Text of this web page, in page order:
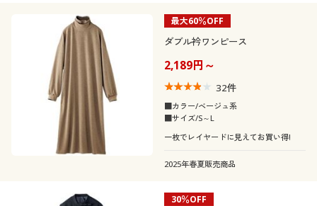
最大60％OFF
ダブル衿ワンピース
2,189円～
32件
■カラー/ベージュ系
■サイズ/S～L
一枚でレイヤードに見えてお買い得!
2025年春夏販売商品
30％OFF